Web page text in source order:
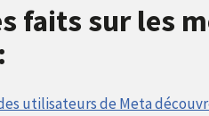
faits sur les
utilisateurs de Meta